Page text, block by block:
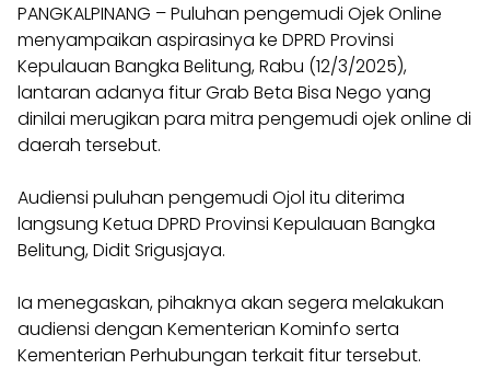
PANGKALPINANG – Puluhan pengemudi Ojek Online
menyampaikan aspirasinya ke DPRD Provinsi
Kepulauan Bangka Belitung, Rabu (12/3/2025),
lantaran adanya fitur Grab Beta Bisa Nego yang
dinilai merugikan para mitra pengemudi ojek online di
daerah tersebut.
Audiensi puluhan pengemudi Ojol itu diterima
langsung Ketua DPRD Provinsi Kepulauan Bangka
Belitung, Didit Srigusjaya.
Ia menegaskan, pihaknya akan segera melakukan
audiensi dengan Kementerian Kominfo serta
Kementerian Perhubungan terkait fitur tersebut.